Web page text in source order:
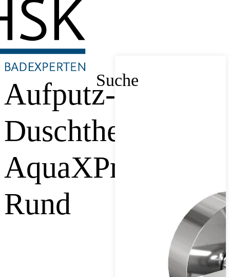
Suche
Aufputz-
Duschthermostat
AquaXPro
Rund